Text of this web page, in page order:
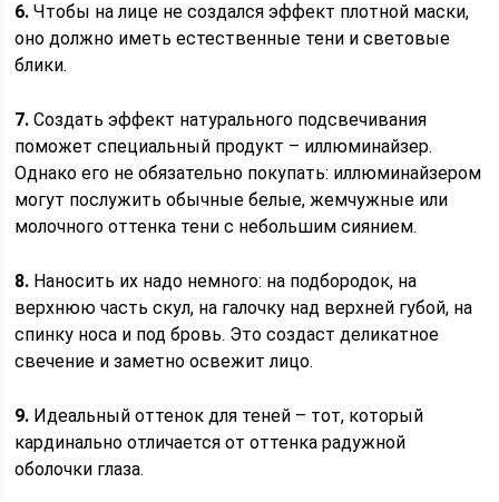
6. Чтобы на лице не создался эффект плотной маски,
оно должно иметь естественные тени и световые
блики.
7. Создать эффект натурального подсвечивания
поможет специальный продукт – иллюминайзер.
Однако его не обязательно покупать: иллюминайзером
могут послужить обычные белые, жемчужные или
молочного оттенка тени с небольшим сиянием.
8. Наносить их надо немного: на подбородок, на
верхнюю часть скул, на галочку над верхней губой, на
спинку носа и под бровь. Это создаст деликатное
свечение и заметно освежит лицо.
9. Идеальный оттенок для теней – тот, который
кардинально отличается от оттенка радужной
оболочки глаза.